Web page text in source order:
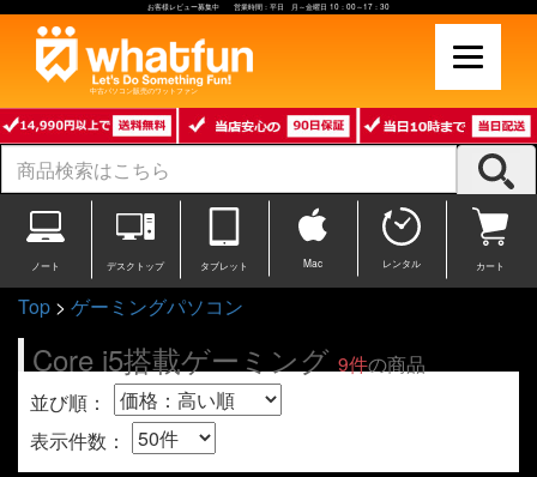
お客様レビュー募集中 営業時間：平日 月～金曜日 10：00～17：30
中古パソコン販売のワットファン
ノート デスクトップ タブレット Mac レンタル カート
Top > ゲーミングパソコン
Core i5搭載ゲーミング 9件の商品
並び順：
表示件数：